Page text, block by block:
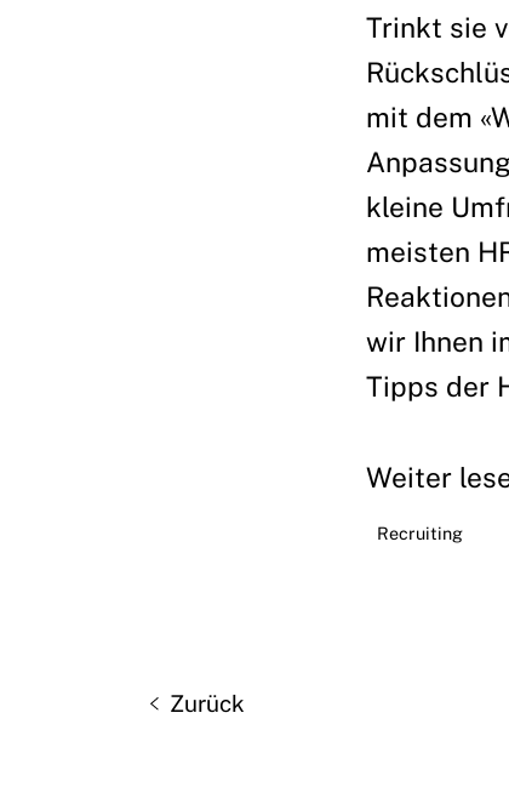
Trinkt sie
mit dem
kleine
meisten
wir Ihnen
Tipps der
Weiter
Recruiting
Zurück